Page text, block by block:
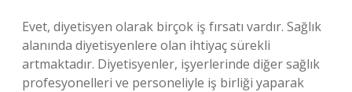
Evet, diyetisyen olarak birçok iş fırsatı vardır. Sağlık
alanında diyetisyenlere olan ihtiyaç sürekli
artmaktadır. Diyetisyenler, işyerlerinde diğer sağlık
profesyonelleri ve personeliyle iş birliği yaparak